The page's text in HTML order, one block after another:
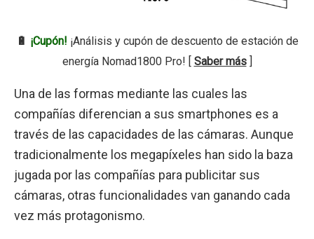
🔋 ¡Cupón! ¡Análisis y cupón de descuento de estación de
energía Nomad1800 Pro! [ Saber más]
Una de las formas mediante las cuales las
compañías diferencian a sus smartphones es a
través de las capacidades de las cámaras. Aunque
tradicionalmente los megapíxeles han sido la baza
jugada por las compañías para publicitar sus
cámaras, otras funcionalidades van ganando cada
vez más protagonismo.